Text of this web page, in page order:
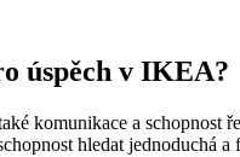
úspěch v IKEA?
komunikace a
hledat jednoduchá